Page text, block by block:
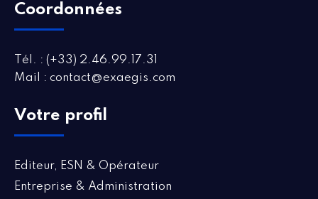
Coordonnées
Tél. : (+33) 2.46.99.17.31
Mail : contact@exaegis.com
Votre profil
Editeur, ESN & Opérateur
Entreprise & Administration